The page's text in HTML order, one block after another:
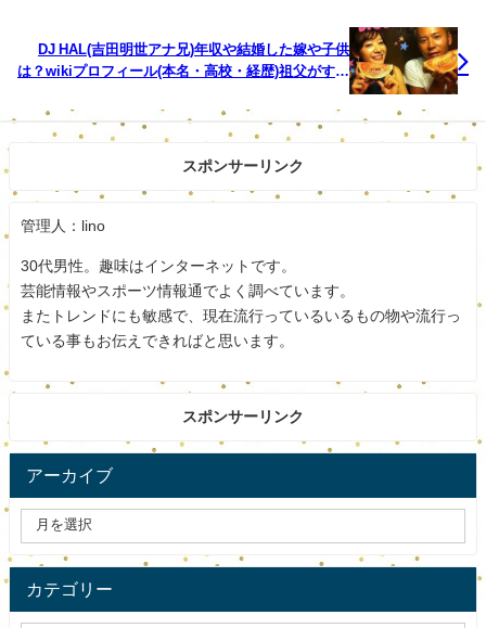
ブログもしており、季節の便りを見せてくれますよ。
お店のラインもあり、古民家カフェでありながら、時代の
流れにのっています。
料理がおいしいと評判で、食材は地元のものを中心に皿鉢
の上に小皿が並びます。
夫の昌三さんが育てた野菜も並び、彩り・お味全てに満足
できますよ。
カフェでありながら、食事もかなり充実していますね。
DJ HAL(吉田明世アナ兄)年収や結婚した嫁や子供
は？wikiプロフィール(本名・高校・経歴)祖父がすご
スポンサーリンク
管理人：lino
30代男性。趣味はインターネットです。
芸能情報やスポーツ情報通でよく調べています。
またトレンドにも敏感で、現在流行っているいるもの物や流行っ
ている事もお伝えできればと思います。
スポンサーリンク
アーカイブ
カテゴリー